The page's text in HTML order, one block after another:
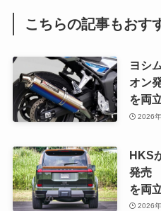
こちらの記事もおす
ヨシ
オン
を両
2026
HKS
発売
を両
2026